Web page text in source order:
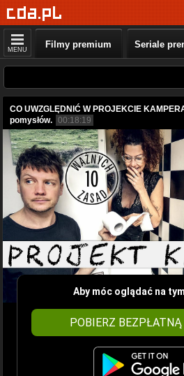
MENU Filmy premium Seriale
CO UWZGLĘDNIĆ W PROJEKCIE
pomysłów. 00:18:19
Aby móc oglądać na
POBIERZ